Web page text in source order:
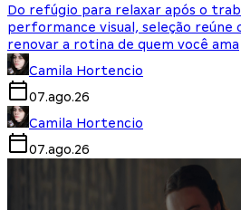
Do refúgio para relaxar após o
performance visual, seleção reúne
renovar a rotina de quem você ama
Camila Hortencio
07.ago.26
Camila Hortencio
07.ago.26